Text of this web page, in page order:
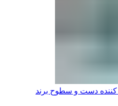
کننده دست و سطوح برند